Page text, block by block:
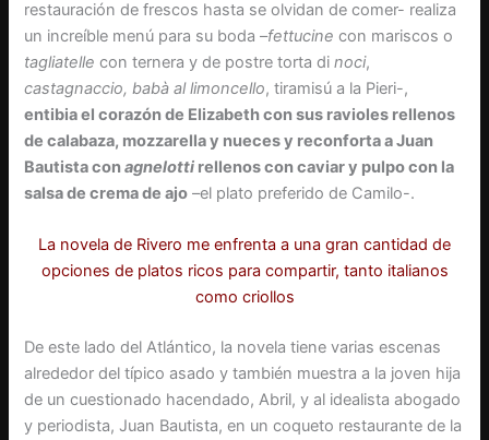
restauración de frescos hasta se olvidan de comer- realiza
un increíble menú para su boda –fettucine con mariscos o
tagliatelle con ternera y de postre torta dinoci,
castagnaccio, babà al limoncello, tiramisú a la Pieri-,
entibia el corazón de Elizabeth con sus ravioles rellenos
de calabaza, mozzarella y nueces y reconforta a Juan
Bautista conagnelotti rellenos con caviar y pulpo con la
salsa de crema de ajo –el plato preferido de Camilo-.
La novela de Rivero me enfrenta a una gran cantidad de
opciones de platos ricos para compartir, tanto italianos
como criollos
De este lado del Atlántico, la novela tiene varias escenas
alrededor del típico asado y también muestra a la joven hija
de un cuestionado hacendado, Abril, y al idealista abogado
y periodista, Juan Bautista, en un coqueto restaurante de la